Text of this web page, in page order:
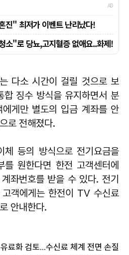
다소 시간이 걸릴 것으로 보
합 징수 방식을 유지하면서 분
게만 별도의 입금 계좌를 안
로 전해졌다.
체 등의 방식으로 전기요금을
원한다면 한전 고객센터에
좌번호를 받을 수 있다. 전기
객에게는 한전이 TV 수신료
안내한다.
료화 검토...수신료 체계 전면 손질